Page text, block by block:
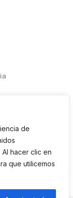
de
hacer clic en
que utilicemos